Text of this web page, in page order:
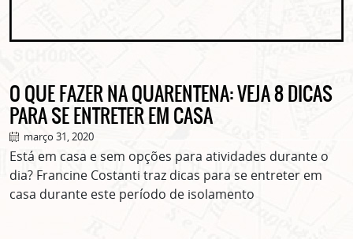
O QUE FAZER NA QUARENTENA: VEJA 8 DICAS
PARA SE ENTRETER EM CASA
março 31, 2020
Está em casa e sem opções para atividades durante o
dia? Francine Costanti traz dicas para se entreter em
casa durante este período de isolamento